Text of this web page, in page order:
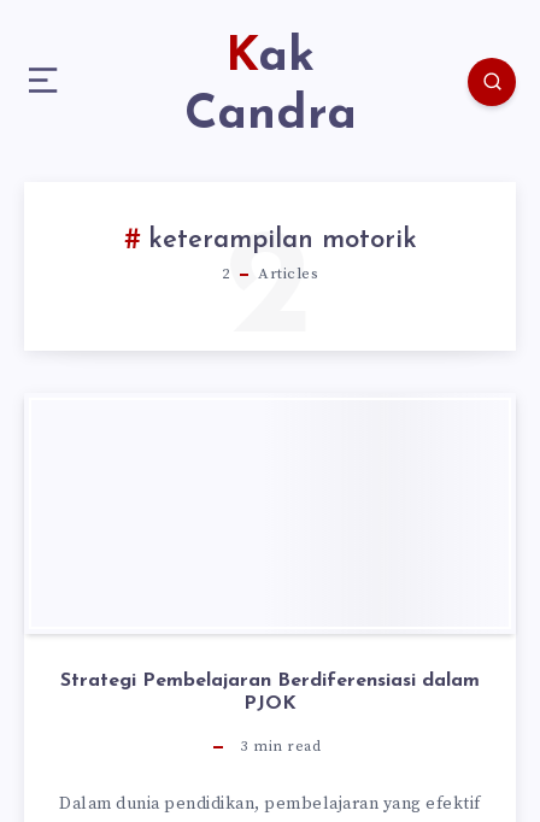
Kak
Candra
keterampilan motorik
2 Articles
2
Strategi Pembelajaran Berdiferensiasi dalam
PJOK
3 min read
Dalam dunia pendidikan, pembelajaran yang efektif